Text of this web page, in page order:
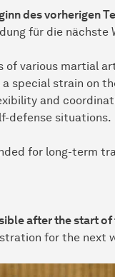
des vorherigen
für die
various martial
special strain on
and
defense situations.
for long-term
after the start of
for the next